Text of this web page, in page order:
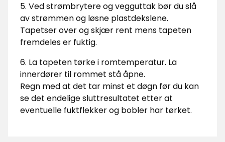
5. Ved strømbrytere og vegguttak bør du slå
av strømmen og løsne plastdekslene.
Tapetser over og skjær rent mens tapeten
fremdeles er fuktig.
6. La tapeten tørke i romtemperatur. La
innerdører til rommet stå åpne.
Regn med at det tar minst et døgn før du kan
se det endelige sluttresultatet etter at
eventuelle fuktflekker og bobler har tørket.